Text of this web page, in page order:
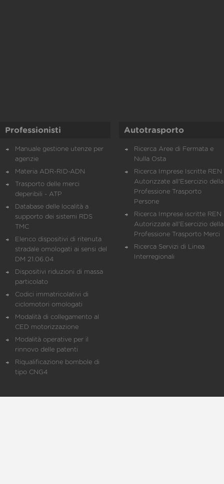
Professionisti
Manuale gestione utenze per
agenzie
Materia ADR-RID-ADN
Trasporto delle merci
deperibili - ATP
Database delle località a
supporto dei sistemi RDS
TMC
Elenco dispositivi di ritenuta
stradale omologati ai sensi del
DM 21.06.04
Dispositivi riduzioni di massa
particolato
Codici immatricolativi di
ciclomotori omologati
Modalità di collegamento al
CED motorizzazione
Modalità operative per il
rinnovo delle patenti
Riqualificazione bombole di
tipo CNG4
Autotrasporto
Ricerca Aree di Fermata e
Nulla Osta
Ricerca Imprese Iscritte REN
Autorizzate all'Esercizio della
Professione Trasporto
Persone
Ricerca Imprese iscritte REN
Autorizzate all'Esercizio della
Professione Trasporto Merci
Ricerca Servizi di Linea
Interregionali